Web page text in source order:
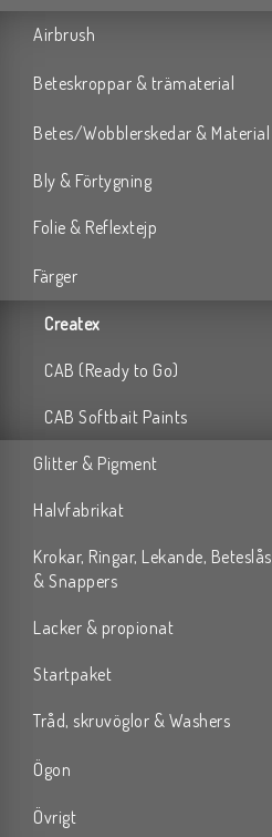
Airbrush
Beteskroppar & trämaterial
Betes/Wobblerskedar & Material
Bly & Förtygning
Folie & Reflextejp
Färger
Createx
CAB (Ready to Go)
CAB Softbait Paints
Glitter & Pigment
Halvfabrikat
Krokar, Ringar, Lekande, Beteslås
& Snappers
Lacker & propionat
Startpaket
Tråd, skruvöglor & Washers
Ögon
Övrigt